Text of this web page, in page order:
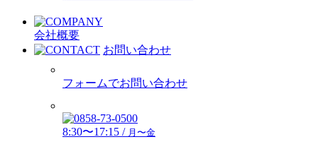
会社概要
お問い合わせ
フォームでお問い合わせ
8:30〜17:15 / 月〜金